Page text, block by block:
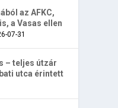
az AFKC,
a Vasas ellen
07-31
– teljes útzár
utca érintett